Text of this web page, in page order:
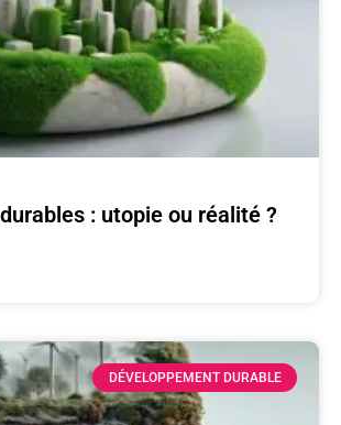
: utopie ou réalité ?
DÉVELOPPEMENT DURABLE